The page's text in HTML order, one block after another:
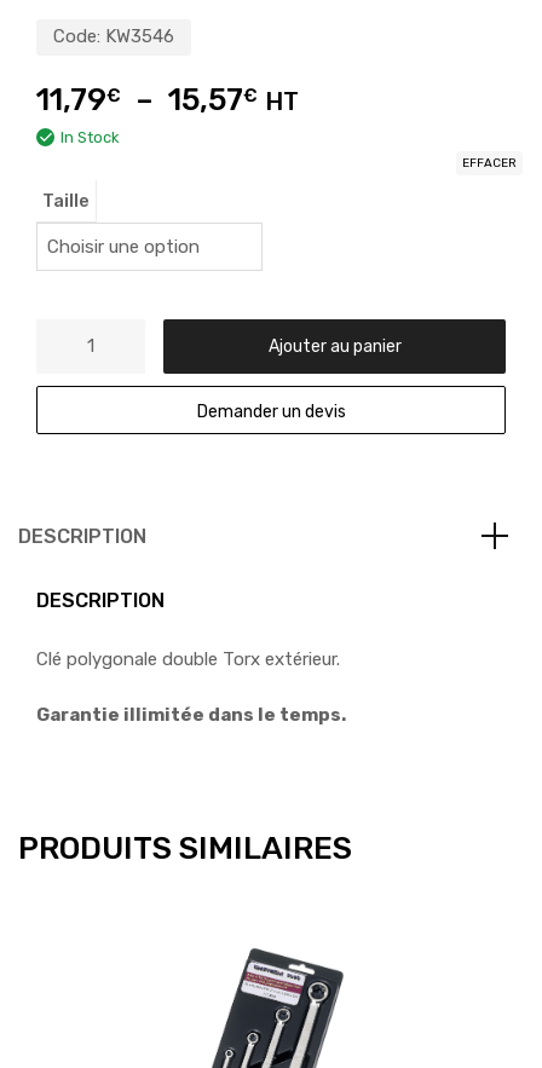
Code: KW3546
11,79€ – 15,57€ HT
In Stock
Taille
EFFACER
Ajouter au panier
Demander un devis
DESCRIPTION
DESCRIPTION
Clé polygonale double Torx extérieur.
Garantie illimitée dans le temps.
PRODUITS SIMILAIRES